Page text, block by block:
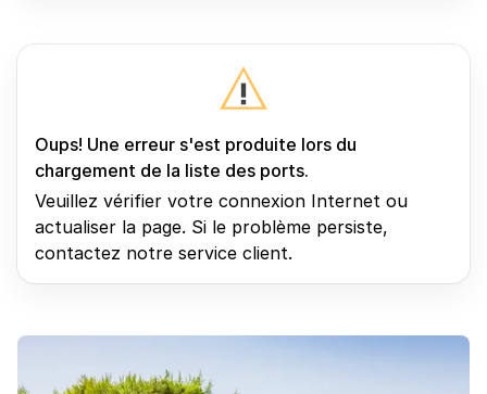
Oups! Une erreur s'est produite lors du
chargement de la liste des ports.
Veuillez vérifier votre connexion Internet ou
actualiser la page. Si le problème persiste,
contactez notre service client.